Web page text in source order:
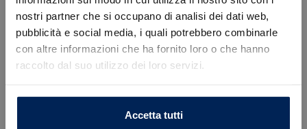
nostri partner che si occupano di analisi dei dati web,
pubblicità e social media, i quali potrebbero combinarle
con altre informazioni che ha fornito loro o che hanno
raccolto dal suo utilizzo dei loro servizi.
Accetta tutti
Errore
Caricamento veicoli non riuscito